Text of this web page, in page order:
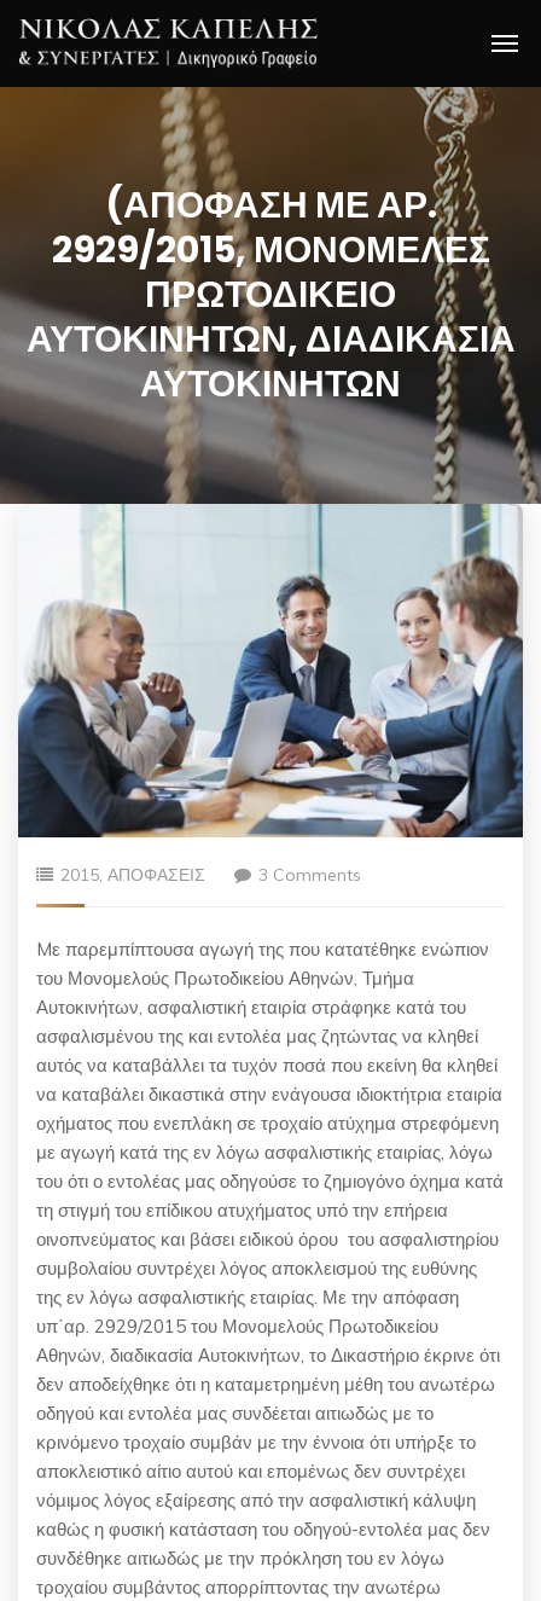
(ΑΠΟΦΑΣΗ ΜΕ ΑΡ.
2929/2015, ΜΟΝΟΜΕΛΕΣ
ΠΡΩΤΟΔΙΚΕΙΟ
ΑΥΤΟΚΙΝΗΤΩΝ, ΔΙΑΔΙΚΑΣΙΑ
ΑΥΤΟΚΙΝΗΤΩΝ
2015, ΑΠΟΦΑΣΕΙΣ 3 Comments
Mε παρεμπίπτουσα αγωγή της που κατατέθηκε ενώπιον
του Μονομελούς Πρωτοδικείου Αθηνών, Τμήμα
Αυτοκινήτων, ασφαλιστική εταιρία στράφηκε κατά του
ασφαλισμένου της και εντολέα μας ζητώντας να κληθεί
αυτός να καταβάλλει τα τυχόν ποσά που εκείνη θα κληθεί
να καταβάλει δικαστικά στην ενάγουσα ιδιοκτήτρια εταιρία
οχήματος που ενεπλάκη σε τροχαίο ατύχημα στρεφόμενη
με αγωγή κατά της εν λόγω ασφαλιστικής εταιρίας, λόγω
του ότι ο εντολέας μας οδηγούσε το ζημιογόνο όχημα κατά
τη στιγμή του επίδικου ατυχήματος υπό την επήρεια
οινοπνεύματος και βάσει ειδικού όρου του ασφαλιστηρίου
συμβολαίου συντρέχει λόγος αποκλεισμού της ευθύνης
της εν λόγω ασφαλιστικής εταιρίας. Με την απόφαση
υπ΄αρ. 2929/2015 του Μονομελούς Πρωτοδικείου
Αθηνών, διαδικασία Αυτοκινήτων, το Δικαστήριο έκρινε ότι
δεν αποδείχθηκε ότι η καταμετρημένη μέθη του ανωτέρω
οδηγού και εντολέα μας συνδέεται αιτιωδώς με το
κρινόμενο τροχαίο συμβάν με την έννοια ότι υπήρξε το
αποκλειστικό αίτιο αυτού και επομένως δεν συντρέχει
νόμιμος λόγος εξαίρεσης από την ασφαλιστική κάλυψη
καθώς η φυσική κατάσταση του οδηγού-εντολέα μας δεν
συνδέθηκε αιτιωδώς με την πρόκληση του εν λόγω
τροχαίου συμβάντος απορρίπτοντας την ανωτέρω